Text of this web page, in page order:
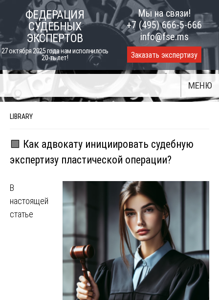
content
ФЕДЕРАЦИЯ
СУДЕБНЫХ
ЭКСПЕРТОВ
27 октября 2025 года нам исполнилось
20-ть лет!
Мы на связи!
+7 (495) 666-5-666
info@fse.ms
Заказать экспертизу
МЕНЮ
LIBRARY
🟩 Как адвокату инициировать судебную
экспертизу пластической операции?
В
настоящей
статье